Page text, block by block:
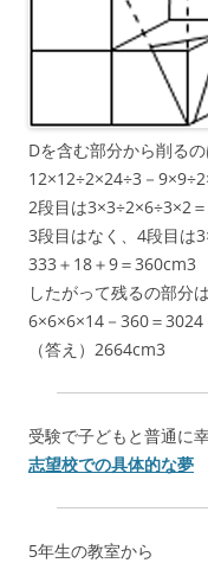
Dを含む部分から削る
12×12÷2×24÷3－
2段目は3×3÷2×6÷3×2
3段目はなく、4段目は
333＋18＋9＝360cm3
したがって残るの部分は
6×6×6×14－360＝
（答え）2664cm3
受験で子どもと普通に
志望校での具体的な夢
5年生の教室から